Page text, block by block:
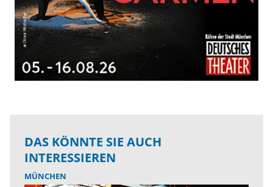
DAS KÖNNTE SIE AUCH
INTERESSIEREN
MÜNCHEN